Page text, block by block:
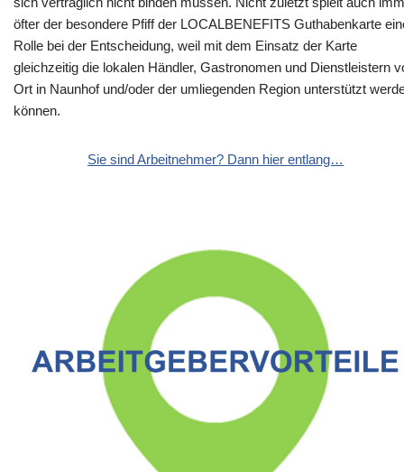
öfter der besondere Pfiff der LOCALBENEFITS Guthabenkarte
Rolle bei der Entscheidung, weil mit dem Einsatz der Karte
gleichzeitig die lokalen Händler, Gastronomen und Dienstleistern
Ort in Naunhof und/oder der umliegenden Region unterstützt
können.
Sie sind Arbeitnehmer? Dann hier entlang…